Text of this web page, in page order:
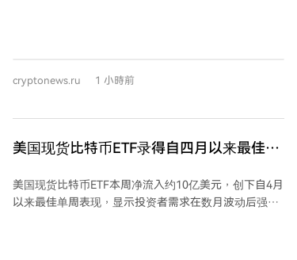
比，预计将产生约598万美元的亏损。相比建仓时的总
cryptonews.ru 1 小時前
美国现货比特币ETF录得自四月以来最佳单
美国现货比特币ETF本周净流入约10亿美元，创下自4月
以来最佳单周表现，显示投资者需求在数月波动后强劲